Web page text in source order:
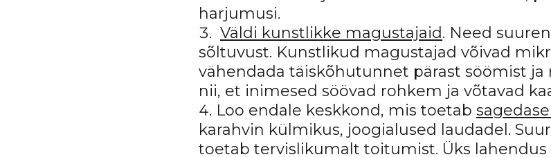
harjumusi.
Väldi kunstlikke magustajaid. Need
sõltuvust. Kunstlikud magustajad võivad
vähendada täiskõhutunnet pärast söömist
nii, et inimesed söövad rohkem ja võtavad
Loo endale keskkond, mis toetab
karahvin külmikus, joogialused laudadel.
toetab tervislikumalt toitumist. Üks